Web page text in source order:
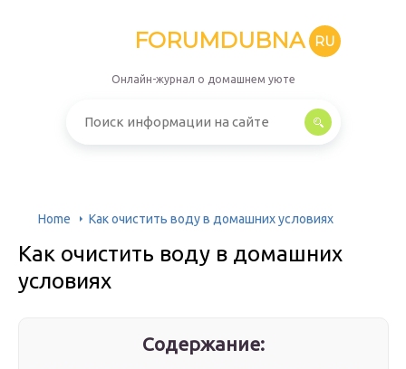
FORUMDUBNA RU
Онлайн-журнал о домашнем уюте
Home Как очистить воду в домашних условиях
Как очистить воду в домашних
условиях
Содержание: